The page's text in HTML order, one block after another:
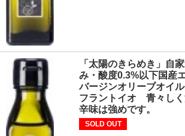
「太陽のきらめき」自
み・酸度0.3%以下国産
バージンオリーブオ
フラントイオ 青々しく
辛味は強めです。
SOLD OUT